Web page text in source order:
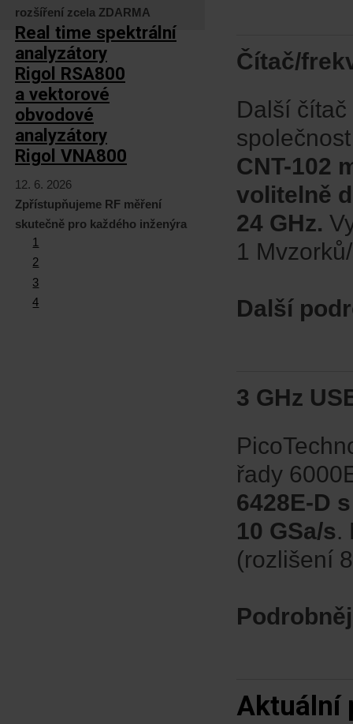
Čítač/
Další
CNT-102
volitelně
24 GHz.
1
Další
3 GHz
řady
6428E-D
10 GSa/s.
(rozlišení
Aktuální
rozšíření zcela ZDARMA
Real time spektrální
analyzátory
Rigol RSA800
a vektorové
obvodové
analyzátory
Rigol VNA800
12. 6. 2026
Zpřístupňujeme RF měření
skutečně pro každého inženýra
1
2
3
4